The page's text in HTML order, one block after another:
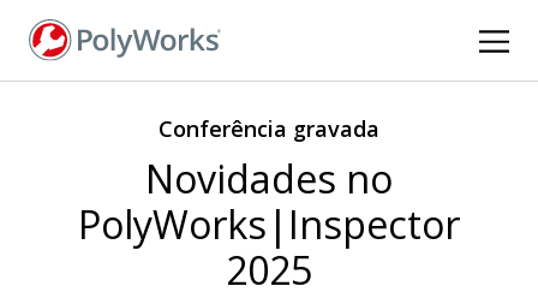
Pular
para
Conferência gravada
Novidades no
PolyWorks|Inspector
2025